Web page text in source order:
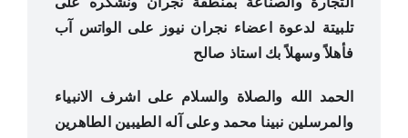
تلبيتة لدعوة اعضاء نجران نيوز على الواتس آب
فأهلاً وسهلاً بك استاذ صالح
الحمد الله والصلاة والسلام على اشرف الانبياء
والمرسلين نبينا محمد وعلى آله الطيبين الطاهرين